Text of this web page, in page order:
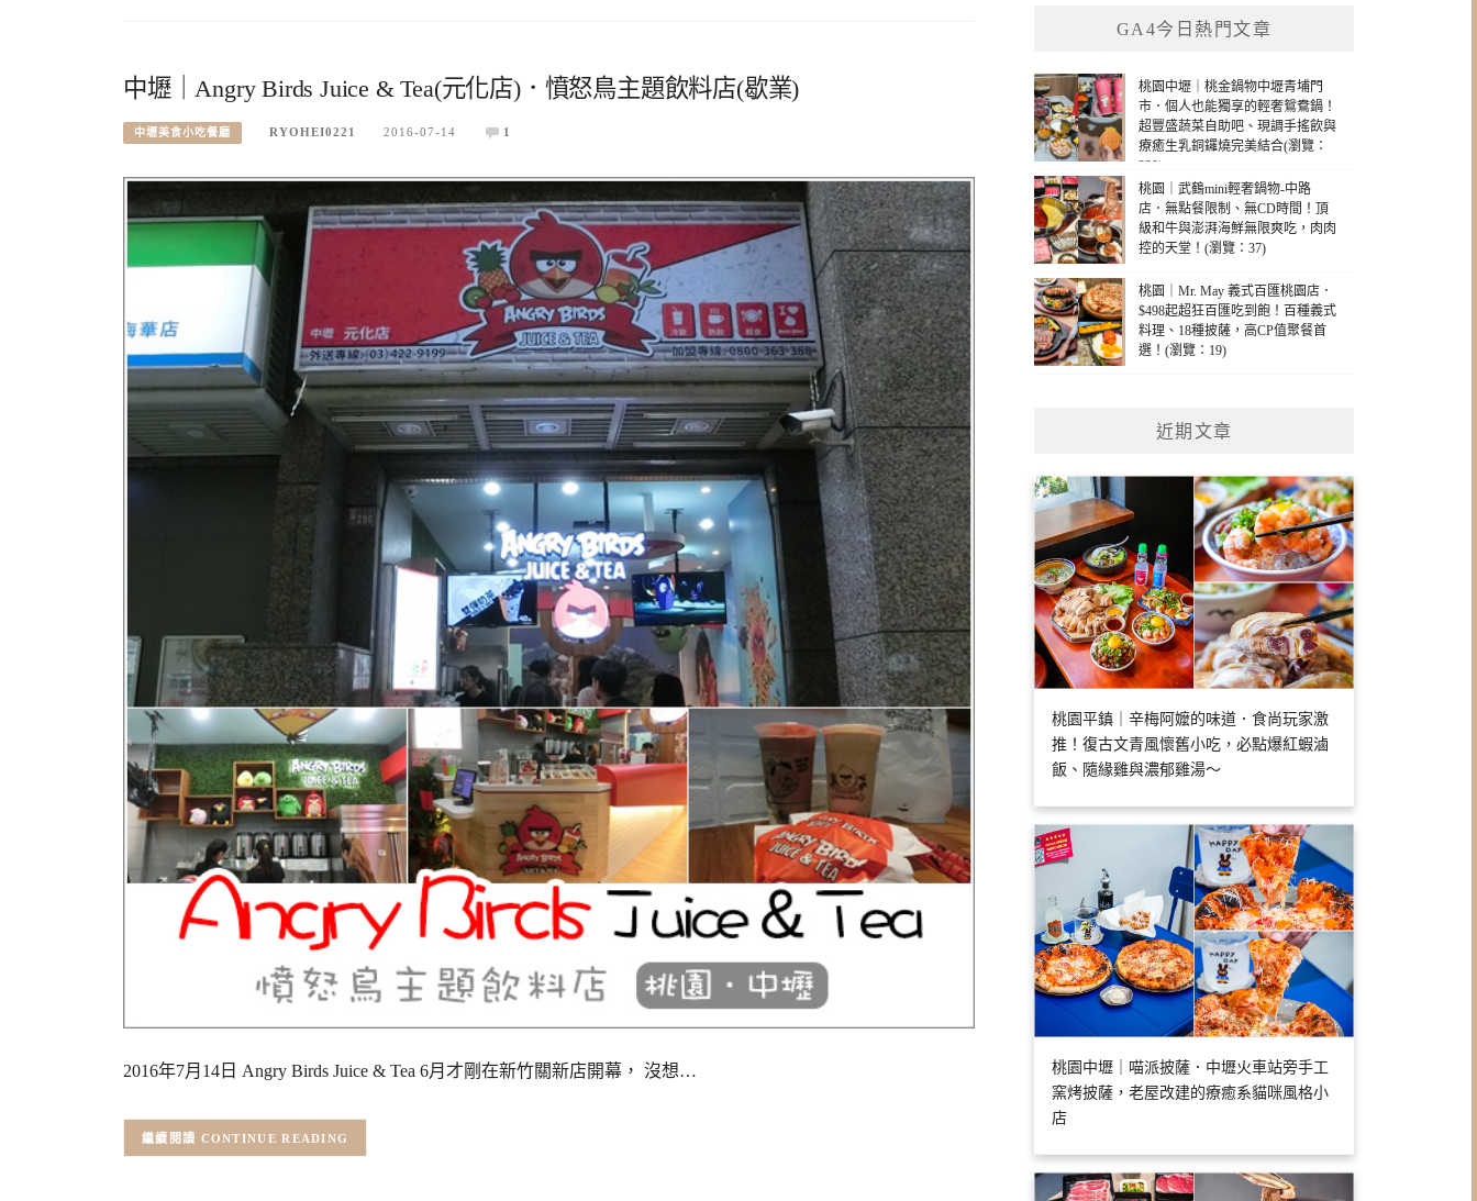
中壢｜Angry Birds Juice & Tea(元化店)．憤怒鳥主題飲料店(歇業)
中壢美食小吃餐廳 RYOHEI0221 2016-07-14 1
2016年7月14日 Angry Birds Juice & Tea 6月才剛在新竹關新店開幕， 沒想…
CONTINUE READING
GA4今日熱門文章
桃園中壢｜桃金鍋物中壢青埔門
市．個人也能獨享的輕奢鴛鴦鍋！
超豐盛蔬菜自助吧、現調手搖飲與
療癒生乳銅鑼燒完美結合(瀏覽：
239)
桃園｜武鶴mini輕奢鍋物-中路
店．無點餐限制、無CD時間！頂
級和牛與澎湃海鮮無限爽吃，肉肉
控的天堂！(瀏覽：37)
桃園｜Mr. May 義式百匯桃園店．
$498起超狂百匯吃到飽！百種義式
料理、18種披薩，高CP值聚餐首
選！(瀏覽：19)
近期文章
桃園平鎮｜辛梅阿嬤的味道．食尚玩家激
推！復古文青風懷舊小吃，必點爆紅蝦滷
飯、隨緣雞與濃郁雞湯～
桃園中壢｜喵派披薩．中壢火車站旁手工
窯烤披薩，老屋改建的療癒系貓咪風格小
店